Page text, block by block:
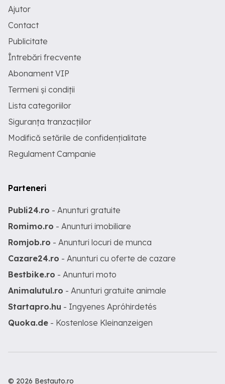
Ajutor
Contact
Publicitate
Întrebări frecvente
Abonament VIP
Termeni și condiții
Lista categoriilor
Siguranța tranzacțiilor
Modifică setările de confidențialitate
Regulament Campanie
Parteneri
Publi24.ro - Anunturi gratuite
Romimo.ro - Anunturi imobiliare
Romjob.ro - Anunturi locuri de munca
Cazare24.ro - Anunturi cu oferte de cazare
Bestbike.ro - Anunturi moto
Animalutul.ro - Anunturi gratuite animale
Startapro.hu - Ingyenes Apróhirdetés
Quoka.de - Kostenlose Kleinanzeigen
© 2026 Bestauto.ro